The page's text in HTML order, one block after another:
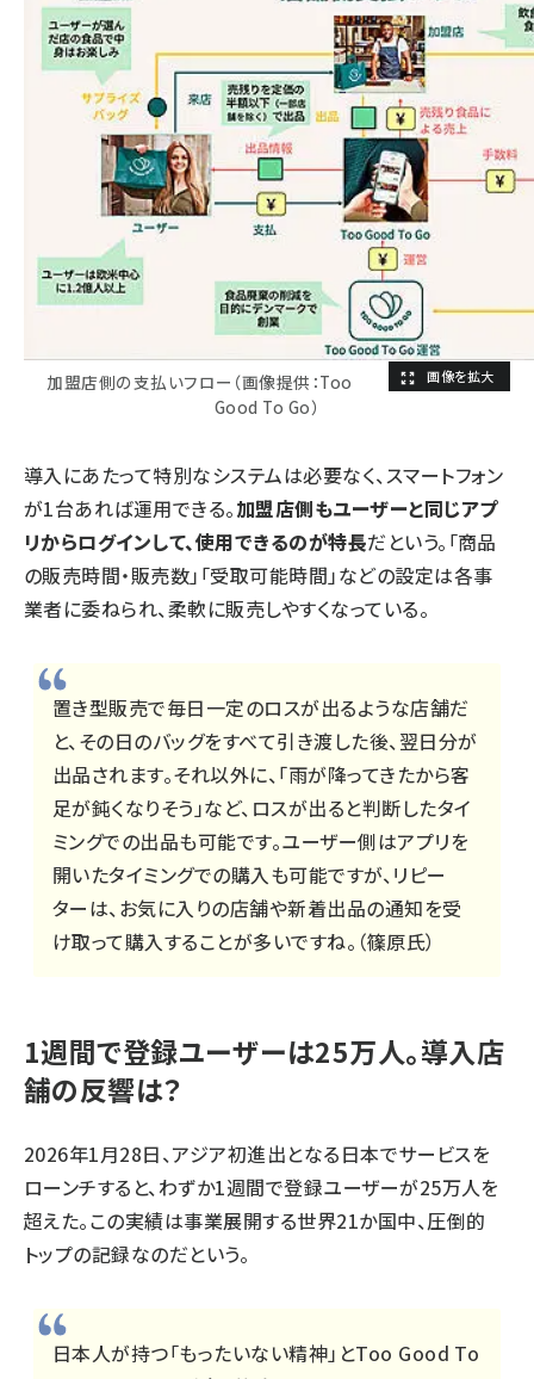
加盟店側の支払いフロー（画像提供：Too
Good To Go）
導入にあたって特別なシステムは必要なく、スマートフォン
が1台あれば運用できる。加盟店側もユーザーと同じアプ
リからログインして、使用できるのが特長だという。「商品
の販売時間・販売数」「受取可能時間」などの設定は各事
業者に委ねられ、柔軟に販売しやすくなっている。
置き型販売で毎日一定のロスが出るような店舗だ
と、その日のバッグをすべて引き渡した後、翌日分が
出品されます。それ以外に、「雨が降ってきたから客
足が鈍くなりそう」など、ロスが出ると判断したタイ
ミングでの出品も可能です。ユーザー側はアプリを
開いたタイミングでの購入も可能ですが、リピー
ターは、お気に入りの店舗や新着出品の通知を受
け取って購入することが多いですね。（篠原氏）
1週間で登録ユーザーは25万人。導入店
舗の反響は？
2026年1月28日、アジア初進出となる日本でサービスを
ローンチすると、わずか1週間で登録ユーザーが25万人を
超えた。この実績は事業展開する世界21か国中、圧倒的
トップの記録なのだという。
日本人が持つ「もったいない精神」とToo Good To